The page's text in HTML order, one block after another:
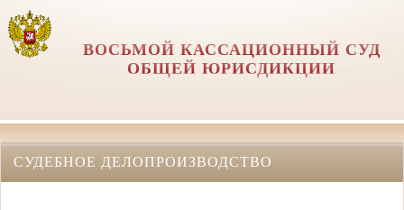
ВОСЬМОЙ КАССАЦИОННЫЙ СУД
ОБЩЕЙ ЮРИСДИКЦИИ
СУДЕБНОЕ ДЕЛОПРОИЗВОДСТВО